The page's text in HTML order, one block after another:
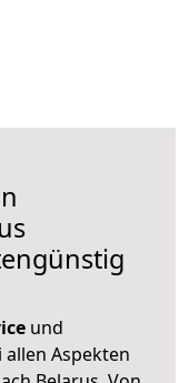
und
allen Aspekten